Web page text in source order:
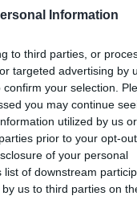
Information
to third parties, or
targeted advertising by
your selection.
you may continue
utilized by us or
prior to your opt-
of your personal
list of downstream
us to third parties on
hakerzy wysyłają
wiadomość, by
i ataku by
ds.